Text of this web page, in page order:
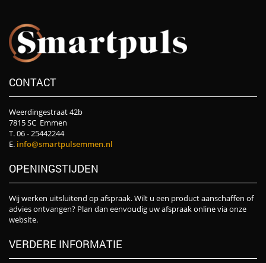
CONTACT
Weerdingestraat 42b
7815 SC Emmen
T. 06 - 25442244
E. info@smartpulsemmen.nl
OPENINGSTIJDEN
Wij werken uitsluitend op afspraak. Wilt u een product aanschaffen of
advies ontvangen? Plan dan eenvoudig uw afspraak online via onze
website.
VERDERE INFORMATIE